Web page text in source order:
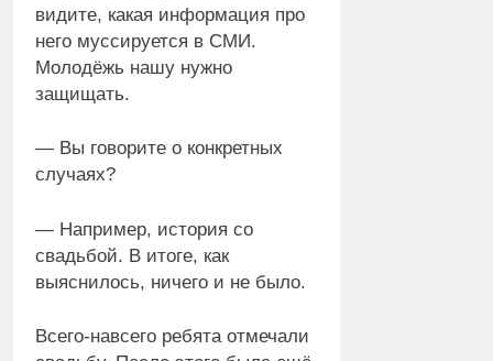
видите, какая информация про
него муссируется в СМИ.
Молодёжь нашу нужно
защищать.
— Вы говорите о конкретных
случаях?
— Например, история со
свадьбой. В итоге, как
выяснилось, ничего и не было.
Всего-навсего ребята отмечали